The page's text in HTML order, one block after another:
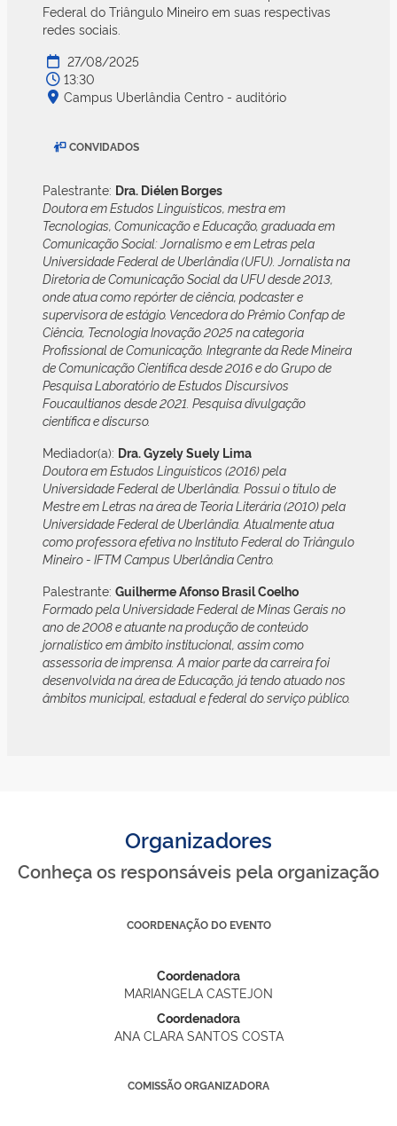
Federal do Triângulo Mineiro em suas respectivas
redes sociais.
27/08/2025
13:30
Campus Uberlândia Centro - auditório
CONVIDADOS
Palestrante: Dra. Diélen Borges
Doutora em Estudos Linguísticos, mestra em
Tecnologias, Comunicação e Educação, graduada em
Comunicação Social: Jornalismo e em Letras pela
Universidade Federal de Uberlândia (UFU). Jornalista na
Diretoria de Comunicação Social da UFU desde 2013,
onde atua como repórter de ciência, podcaster e
supervisora de estágio. Vencedora do Prêmio Confap de
Ciência, Tecnologia Inovação 2025 na categoria
Profissional de Comunicação. Integrante da Rede Mineira
de Comunicação Científica desde 2016 e do Grupo de
Pesquisa Laboratório de Estudos Discursivos
Foucaultianos desde 2021. Pesquisa divulgação
científica e discurso.
Mediador(a): Dra. Gyzely Suely Lima
Doutora em Estudos Linguísticos (2016) pela
Universidade Federal de Uberlândia. Possui o título de
Mestre em Letras na área de Teoria Literária (2010) pela
Universidade Federal de Uberlândia. Atualmente atua
como professora efetiva no Instituto Federal do Triângulo
Mineiro - IFTM Campus Uberlândia Centro.
Palestrante: Guilherme Afonso Brasil Coelho
Formado pela Universidade Federal de Minas Gerais no
ano de 2008 e atuante na produção de conteúdo
jornalístico em âmbito institucional, assim como
assessoria de imprensa. A maior parte da carreira foi
desenvolvida na área de Educação, já tendo atuado nos
âmbitos municipal, estadual e federal do serviço público.
Organizadores
Conheça os responsáveis pela organização
COORDENAÇÃO DO EVENTO
Coordenadora
MARIANGELA CASTEJON
Coordenadora
ANA CLARA SANTOS COSTA
COMISSÃO ORGANIZADORA